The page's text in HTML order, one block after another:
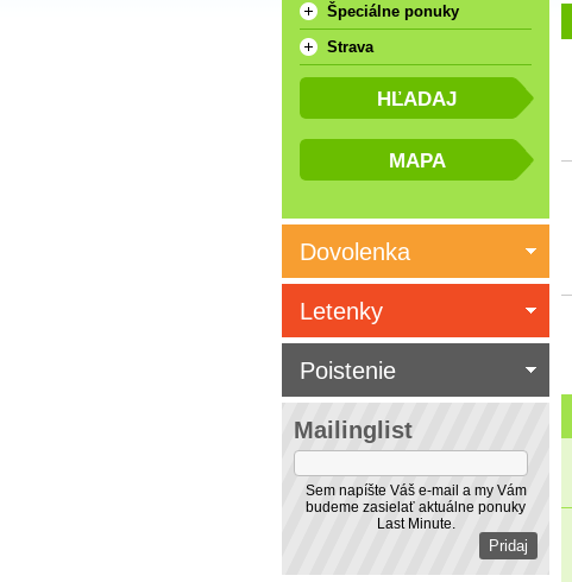
Špeciálne ponuky
Strava
Dovolenka
Mailinglist
Sem napíšte Váš e-mail a my Vám
budeme zasielať aktuálne ponuky
Last Minute.
Letenky
Poistenie